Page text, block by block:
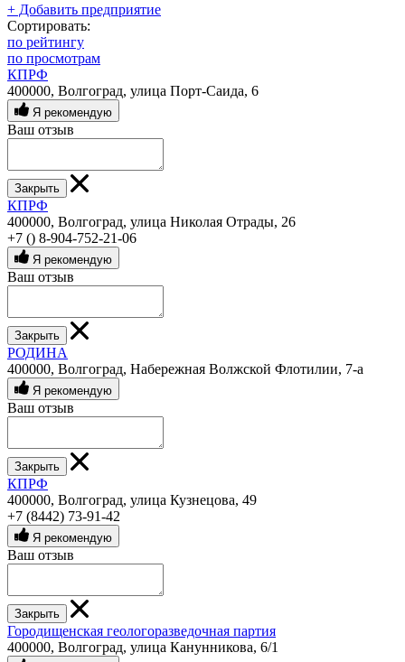
+ Добавить предприятие
Сортировать:
по рейтингу
по просмотрам
КПРФ
400000, Волгоград, улица Порт-Саида, 6
Я рекомендую
Ваш отзыв
Закрыть
КПРФ
400000, Волгоград, улица Николая Отрады, 26
+7 () 8-904-752-21-06
Я рекомендую
Ваш отзыв
Закрыть
РОДИНА
400000, Волгоград, Набережная Волжской Флотилии, 7-а
Я рекомендую
Ваш отзыв
Закрыть
КПРФ
400000, Волгоград, улица Кузнецова, 49
+7 (8442) 73-91-42
Я рекомендую
Ваш отзыв
Закрыть
Городищенская геологоразведочная партия
400000, Волгоград, улица Канунникова, 6/1